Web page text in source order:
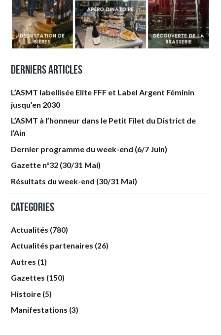
Derniers articles
L’ASMT labellisée Elite FFF et Label Argent Féminin
jusqu’en 2030
L’ASMT à l’honneur dans le Petit Filet du District de
l’Ain
Dernier programme du week-end (6/7 Juin)
Gazette n°32 (30/31 Mai)
Résultats du week-end (30/31 Mai)
Categories
Actualités (780)
Actualités partenaires (26)
Autres (1)
Gazettes (150)
Histoire (5)
Manifestations (3)